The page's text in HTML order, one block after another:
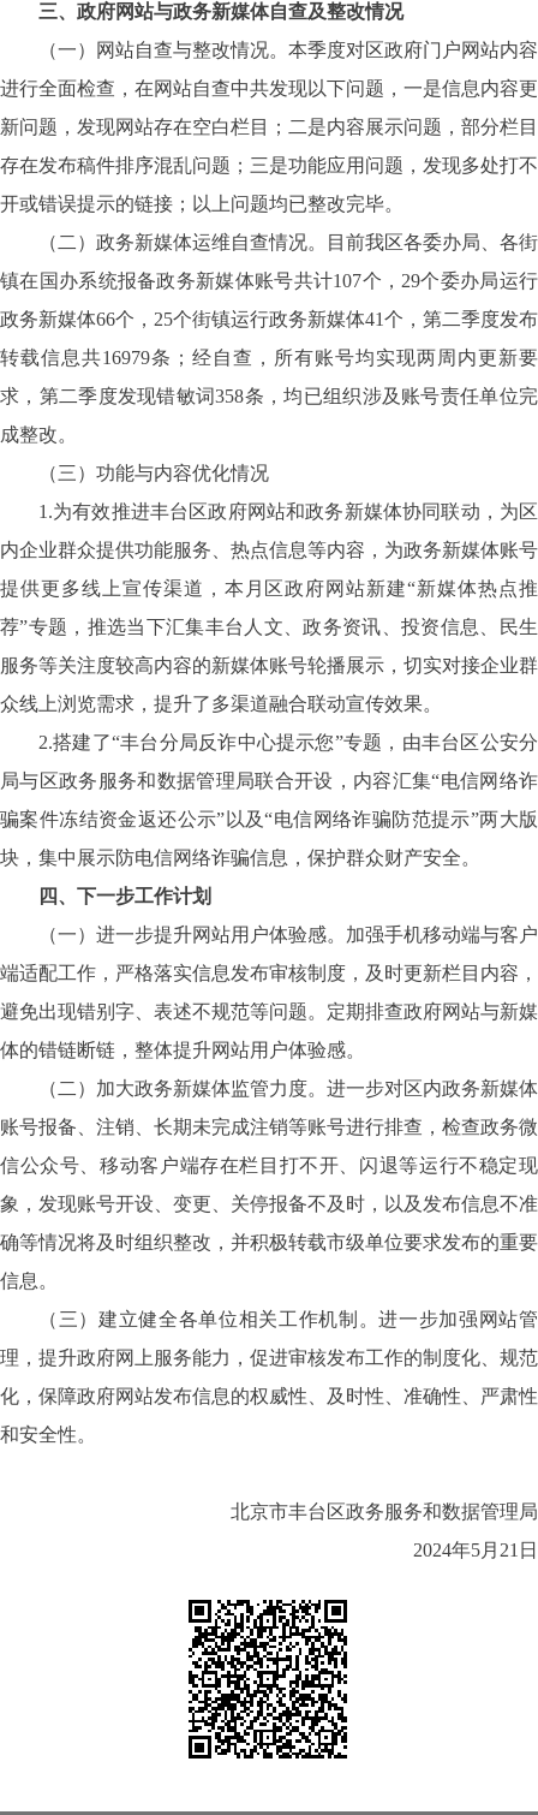
三、政府网站与政务新媒体自查及整改情况
（一）网站自查与整改情况。本季度对区政府门户网站内容
进行全面检查，在网站自查中共发现以下问题， 一是信息内容更
新问题，发现网站存在空白栏目；二是内容展示问题，部分栏目
存在发布稿件排序混乱问题；三是功能应用问题，发现多处打不
开或错误提示的链接；以上问题均已整改完毕。
（二）政务新媒体运维自查情况。目前我区各委办局、各街
镇在国办系统报备政务新媒体账号共计107个， 29个委办局运行
政务新媒体66个， 25个街镇运行政务新媒体41个，第二季度发布
转载信息共16979条；经自查，所有账号均实现两周内更新要
求，第二季度发现错敏词358条，均已组织涉及账号责任单位完
成整改。
（三）功能与内容优化情况
1.为有效推进丰台区政府网站和政务新媒体协同联动，为区
内企业群众提供功能服务、热点信息等内容，为政务新媒体账号
提供更多线上宣传渠道，本月区政府网站新建“新媒体热点推
荐”专题，推选当下汇集丰台人文、政务资讯、投资信息、民生
服务等关注度较高内容的新媒体账号轮播展示，切实对接企业群
众线上浏览需求，提升了多渠道融合联动宣传效果。
2.搭建了“丰台分局反诈中心提示您”专题，由丰台区公安分
局与区政务服务和数据管理局联合开设，内容汇集“电信网络诈
骗案件冻结资金返还公示”以及“电信网络诈骗防范提示”两大版
块，集中展示防电信网络诈骗信息，保护群众财产安全。
四、下一步工作计划
（一）进一步提升网站用户体验感。加强手机移动端与客户
端适配工作，严格落实信息发布审核制度，及时更新栏目内容，
避免出现错别字、表述不规范等问题。定期排查政府网站与新媒
体的错链断链，整体提升网站用户体验感。
（二）加大政务新媒体监管力度。进一步对区内政务新媒体
账号报备、注销、长期未完成注销等账号进行排查，检查政务微
信公众号、移动客户端存在栏目打不开、闪退等运行不稳定现
象，发现账号开设、变更、关停报备不及时，以及发布信息不准
确等情况将及时组织整改，并积极转载市级单位要求发布的重要
信息。
（三）建立健全各单位相关工作机制。进一步加强网站管
理，提升政府网上服务能力，促进审核发布工作的制度化、规范
化，保障政府网站发布信息的权威性、及时性、准确性、严肃性
和安全性。
北京市丰台区政务服务和数据管理局
2024年5月 21 日